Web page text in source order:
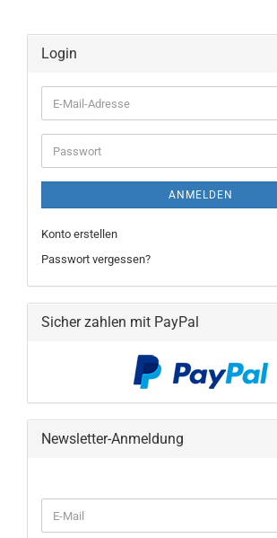
Login
E-
Mail-
Adresse
Passwort
ANMELDEN
Konto erstellen
Passwort vergessen?
Sicher zahlen mit PayPal
Newsletter-Anmeldung
ZUR
E-
Mail